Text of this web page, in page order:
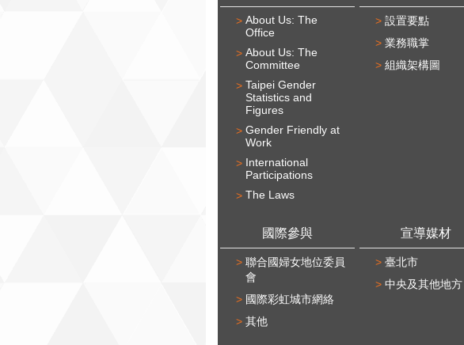
About Us: The
Office
About Us: The
Committee
Taipei Gender
Statistics and
Figures
Gender Friendly at
Work
International
Participations
The Laws
設置要點
業務職掌
組織架構圖
國際參與
聯合國婦女地位委員
會
國際彩虹城市網絡
其他
宣導媒材
臺北市
中央及其他地方